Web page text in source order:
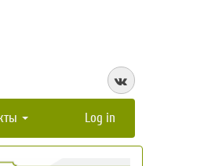
Log in